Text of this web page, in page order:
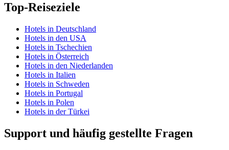
Top-Reiseziele
Hotels in Deutschland
Hotels in den USA
Hotels in Tschechien
Hotels in Österreich
Hotels in den Niederlanden
Hotels in Italien
Hotels in Schweden
Hotels in Portugal
Hotels in Polen
Hotels in der Türkei
Support und häufig gestellte Fragen